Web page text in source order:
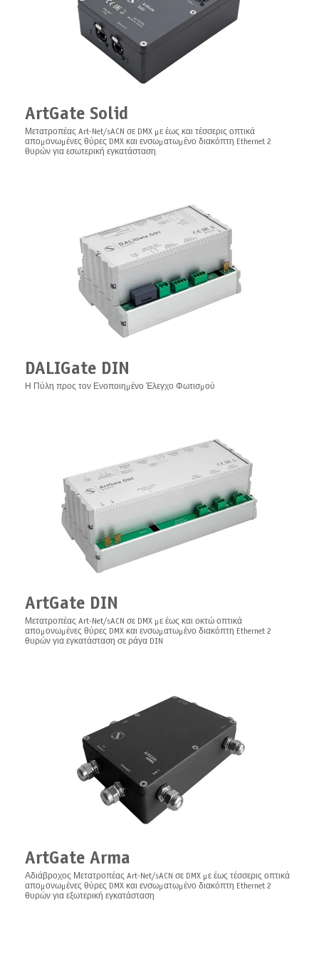
ArtGate Solid
Μετατροπέας Art-Net/sACN σε DMX με έως και τέσσερις οπτικά
απομονωμένες θύρες DMX και ενσωματωμένο διακόπτη Ethernet 2
θυρών για εσωτερική εγκατάσταση
DALIGate DIN
Η Πύλη προς τον Ενοποιημένο Έλεγχο Φωτισμού
ArtGate DIN
Μετατροπέας Art-Net/sACN σε DMX με έως και οκτώ οπτικά
απομονωμένες θύρες DMX και ενσωματωμένο διακόπτη Ethernet 2
θυρών για εγκατάσταση σε ράγα DIN
ArtGate Arma
Αδιάβροχος Μετατροπέας Art-Net/sACN σε DMX με έως τέσσερις οπτικά
απομονωμένες θύρες DMX και ενσωματωμένο διακόπτη Ethernet 2
θυρών για εξωτερική εγκατάσταση
διακόπτη ethernet 2 θύρων για εγκατάσταση σε ράγα DIN
LEDGate Wireless Board
PixelGate Board
ενσωματωμένο διακόπτη ethernet 2 θυρών
LEDGate Slave Compact
Integration System
Κιτ στήριξης ελικοειδούς για μικρό περίβλημα Solid/Arma
XLR DMX Adapter
Προσαρμογέας DMX XLR 3 ακίδων/5 ακίδων
19" Rack fixing kit
Κιτ τοποθέτησης 19" Rack για τη σειρά Pro
Truss mount kit for 1U Pro Series
Κιτ στήριξης ζεύξης για 1U Pro Series